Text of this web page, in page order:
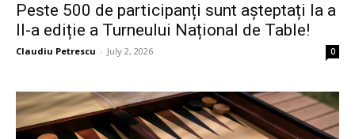
Peste 500 de participanți sunt așteptați la a
II-a ediție a Turneului Național de Table!
Claudiu Petrescu - July 2, 2026 0